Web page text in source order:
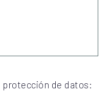
protección de datos: